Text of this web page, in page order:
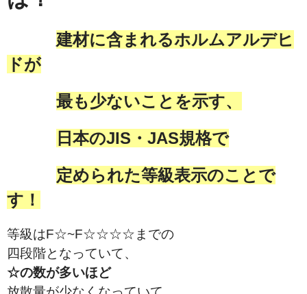
建材に含まれるホルムアルデヒ
ドが
最も少ないことを示す、
日本のJIS・JAS規格で
定められた等級表示のことで
す！
等級はF☆~F☆☆☆☆までの
四段階となっていて、
☆の数が多いほど